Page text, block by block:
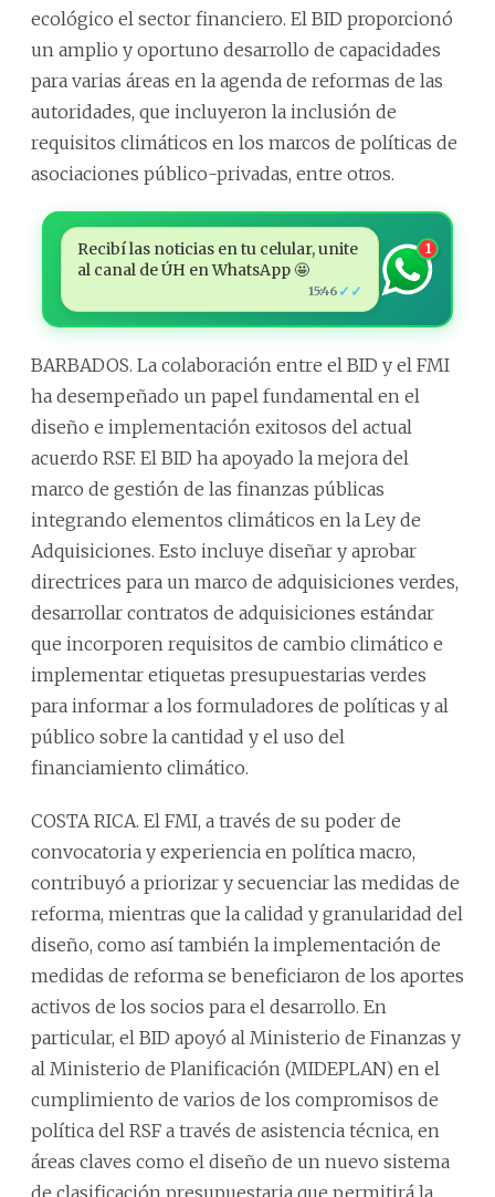
ecológico el sector financiero. El BID proporcionó
un amplio y oportuno desarrollo de capacidades
para varias áreas en la agenda de reformas de las
autoridades, que incluyeron la inclusión de
requisitos climáticos en los marcos de políticas de
asociaciones público-privadas, entre otros.
Recibí las noticias en tu celular, unite
al canal de ÚH en WhatsApp 🤩
15:46 ✓✓
1
BARBADOS. La colaboración entre el BID y el FMI
ha desempeñado un papel fundamental en el
diseño e implementación exitosos del actual
acuerdo RSF. El BID ha apoyado la mejora del
marco de gestión de las finanzas públicas
integrando elementos climáticos en la Ley de
Adquisiciones. Esto incluye diseñar y aprobar
directrices para un marco de adquisiciones verdes,
desarrollar contratos de adquisiciones estándar
que incorporen requisitos de cambio climático e
implementar etiquetas presupuestarias verdes
para informar a los formuladores de políticas y al
público sobre la cantidad y el uso del
financiamiento climático.
COSTA RICA. El FMI, a través de su poder de
convocatoria y experiencia en política macro,
contribuyó a priorizar y secuenciar las medidas de
reforma, mientras que la calidad y granularidad del
diseño, como así también la implementación de
medidas de reforma se beneficiaron de los aportes
activos de los socios para el desarrollo. En
particular, el BID apoyó al Ministerio de Finanzas y
al Ministerio de Planificación (MIDEPLAN) en el
cumplimiento de varios de los compromisos de
política del RSF a través de asistencia técnica, en
áreas claves como el diseño de un nuevo sistema
de clasificación presupuestaria que permitirá la